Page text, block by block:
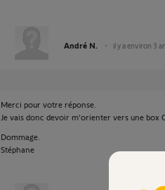
André N. il y a environ 3
Merci pour votre réponse.
Je vais donc devoir m'orienter vers une box
Dommage.
Stéphane